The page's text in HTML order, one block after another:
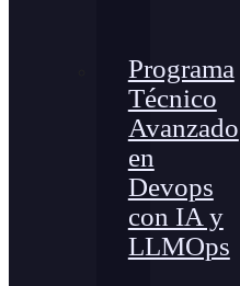
Programa
Técnico
Avanzado
en
Devops
con IA y
LLMOps